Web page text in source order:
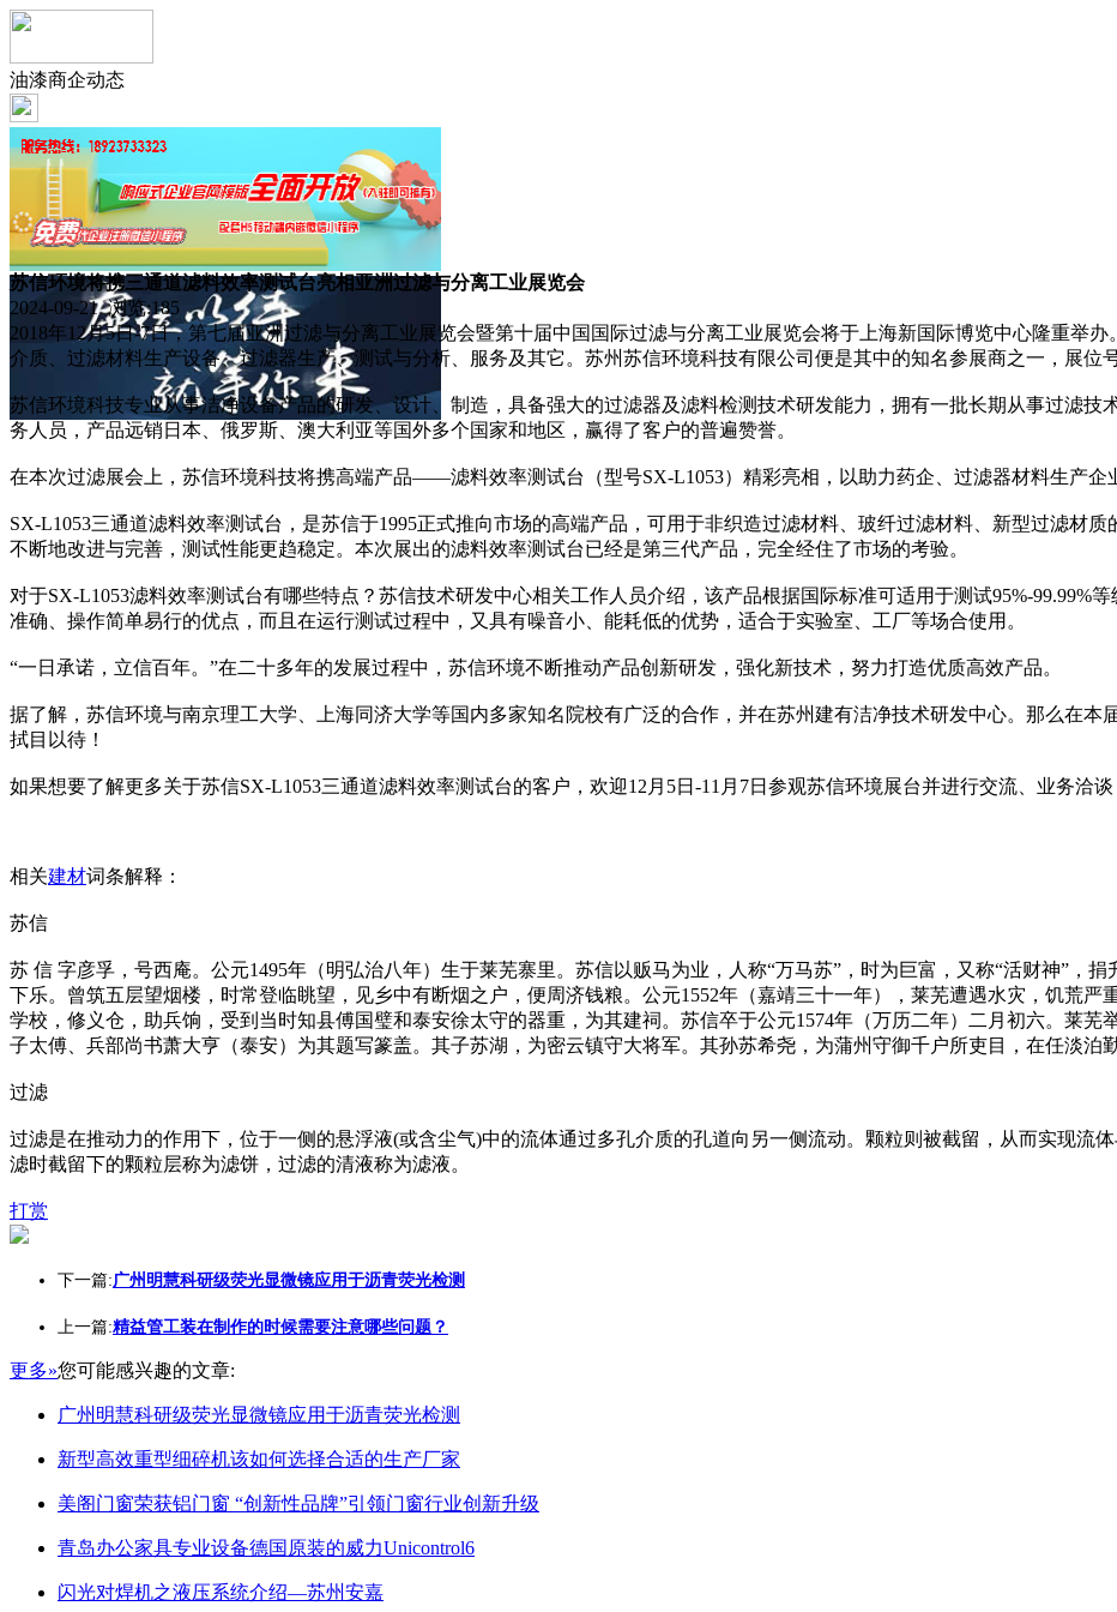
油漆商企动态
苏信环境将携三通道滤料效率测试台亮相亚洲过滤与分离工业展览会
2024-09-21 浏览:185
2018年12月5日-7日，第七届亚洲过滤与分离工业展览会暨第十届中国国际过滤与分离工业展览会将于上海新国际博览中心隆重举
介质、过滤材料生产设备、过滤器生产、测试与分析、服务及其它。苏州苏信环境科技有限公司便是其中的知名参展商之一，展位号
苏信环境科技专业从事洁净设备产品的研发、设计、制造，具备强大的过滤器及滤料检测技术研发能力，拥有一批长期从事过滤技
务人员，产品远销日本、俄罗斯、澳大利亚等国外多个国家和地区，赢得了客户的普遍赞誉。
在本次过滤展会上，苏信环境科技将携高端产品——滤料效率测试台（型号SX-L1053）精彩亮相，以助力药企、过滤器材料生产企
SX-L1053三通道滤料效率测试台，是苏信于1995正式推向市场的高端产品，可用于非织造过滤材料、玻纤过滤材料、新型过滤材
不断地改进与完善，测试性能更趋稳定。本次展出的滤料效率测试台已经是第三代产品，完全经住了市场的考验。
对于SX-L1053滤料效率测试台有哪些特点？苏信技术研发中心相关工作人员介绍，该产品根据国际标准可适用于测试95%-99.99%
准确、操作简单易行的优点，而且在运行测试过程中，又具有噪音小、能耗低的优势，适合于实验室、工厂等场合使用。
“一日承诺，立信百年。”在二十多年的发展过程中，苏信环境不断推动产品创新研发，强化新技术，努力打造优质高效产品。
据了解，苏信环境与南京理工大学、上海同济大学等国内多家知名院校有广泛的合作，并在苏州建有洁净技术研发中心。那么在
拭目以待！
如果想要了解更多关于苏信SX-L1053三通道滤料效率测试台的客户，欢迎12月5日-11月7日参观苏信环境展台并进行交流、业务洽
相关建材词条解释：
苏信
苏 信 字彦孚，号西庵。公元1495年（明弘治八年）生于莱芜寨里。苏信以贩马为业，人称“万马苏”，时为巨富，又称“活财神”，
下乐。曾筑五层望烟楼，时常登临眺望，见乡中有断烟之户，便周济钱粮。公元1552年（嘉靖三十一年），莱芜遭遇水灾，饥荒
学校，修义仓，助兵饷，受到当时知县傅国璧和泰安徐太守的器重，为其建祠。苏信卒于公元1574年（万历二年）二月初六。莱
子太傅、兵部尚书萧大亨（泰安）为其题写篆盖。其子苏湖，为密云镇守大将军。其孙苏希尧，为蒲州守御千户所吏目，在任淡泊
过滤
过滤是在推动力的作用下，位于一侧的悬浮液(或含尘气)中的流体通过多孔介质的孔道向另一侧流动。颗粒则被截留，从而实现流
滤时截留下的颗粒层称为滤饼，过滤的清液称为滤液。
打赏
下一篇:广州明慧科研级荧光显微镜应用于沥青荧光检测
上一篇:精益管工装在制作的时候需要注意哪些问题？
更多»您可能感兴趣的文章:
广州明慧科研级荧光显微镜应用于沥青荧光检测
新型高效重型细碎机该如何选择合适的生产厂家
美阁门窗荣获铝门窗 “创新性品牌”引领门窗行业创新升级
青岛办公家具专业设备德国原装的威力Unicontrol6
闪光对焊机之液压系统介绍—苏州安嘉